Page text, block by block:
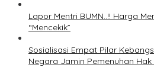
Lapor Mentri BUMN..!! Harga
“Mencekik”
Sosialisasi Empat Pilar
Negara Jamin Pemenuhan Hak